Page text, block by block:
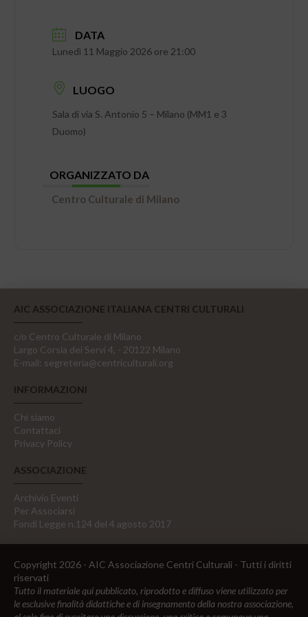
DATA
Lunedì 11 Maggio 2026 ore 21:00
LUOGO
Sala di via S. Antonio 5 – Milano (MM1 e 3
Duomo)
ORGANIZZATO DA
Centro Culturale di Milano
AIC ASSOCIAZIONE ITALIANA CENTRI CULTURALI
c/o Centro Culturale di Milano
Largo Corsia dei Servi 4, - 20122 Milano
E-mail: segreteria@centriculturali.org
INFORMAZIONI
Chi siamo
Contattaci
Privacy Policy
ASSOCIAZIONE
Archivio Eventi
Per Associarsi
Fondi Legge n.124 del 4 agosto 2017
Copyright 2026 - AIC Associazione Centri Culturali - Tutti i diritti
riservati
Tutto il materiale qui pubblicato, riprodotto e diffuso viene utilizzato per
le esclusive finalità didattiche e di insegnamento della nostra associazione,